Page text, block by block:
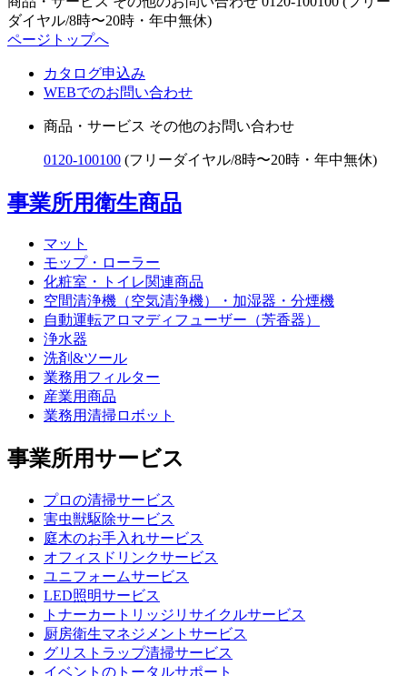
ダイヤル/8時〜20時・年中無休)
ページトップへ
カタログ申込み
WEBでのお問い合わせ
商品・サービス その他のお問い合わせ
0120-100100 (フリーダイヤル/8時〜20時・年中無休)
事業所用衛生商品
マット
モップ・ローラー
化粧室・トイレ関連商品
空間清浄機（空気清浄機）・加湿器・分煙機
自動運転アロマディフューザー（芳香器）
浄水器
洗剤&ツール
業務用フィルター
産業用商品
業務用清掃ロボット
事業所用サービス
プロの清掃サービス
害虫獣駆除サービス
庭木のお手入れサービス
オフィスドリンクサービス
ユニフォームサービス
LED照明サービス
トナーカートリッジリサイクルサービス
厨房衛生マネジメントサービス
グリストラップ清掃サービス
イベントのトータルサポート